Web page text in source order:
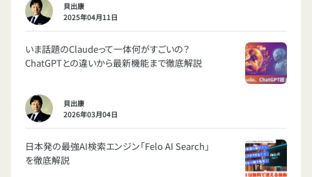
貝出康
2025年04月11日
いま話題のClaudeって一体何がすごいの？
ChatGPTとの違いから最新機能まで徹底解説
貝出康
2026年03月04日
日本発の最強AI検索エンジン「Felo AI Search」
を徹底解説